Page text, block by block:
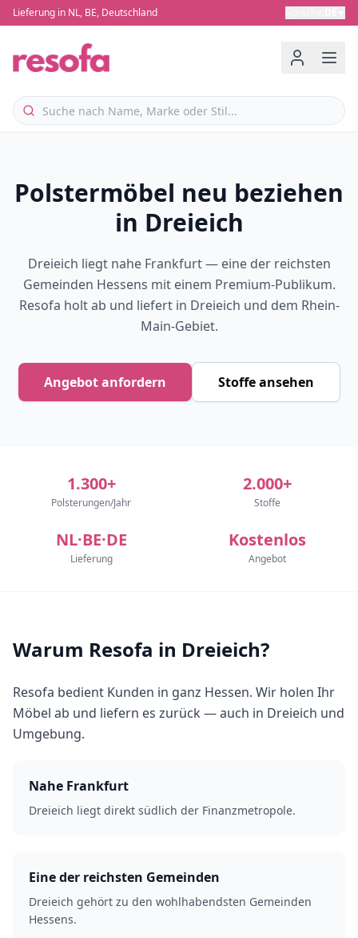
Lieferung in NL, BE, Deutschland
Polstermöbel neu beziehen
in Dreieich
Dreieich liegt nahe Frankfurt — eine der reichsten
Gemeinden Hessens mit einem Premium-Publikum.
Resofa holt ab und liefert in Dreieich und dem Rhein-
Main-Gebiet.
Angebot anfordern Stoffe ansehen
1.300+
Polsterungen/Jahr
2.000+
Stoffe
NL·BE·DE
Lieferung
Kostenlos
Angebot
Warum Resofa in Dreieich?
Resofa bedient Kunden in ganz Hessen. Wir holen Ihr
Möbel ab und liefern es zurück — auch in Dreieich und
Umgebung.
Nahe Frankfurt
Dreieich liegt direkt südlich der Finanzmetropole.
Eine der reichsten Gemeinden
Dreieich gehört zu den wohlhabendsten Gemeinden
Hessens.